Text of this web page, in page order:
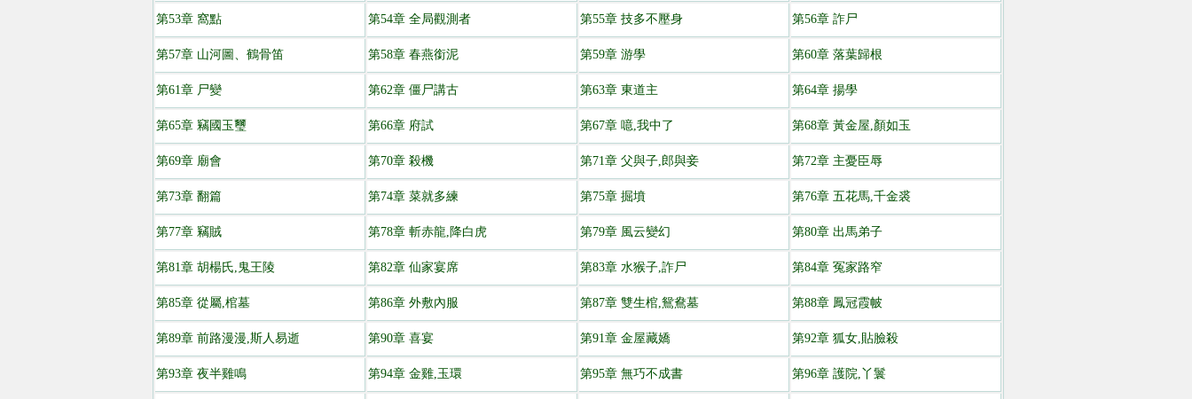
第53章 窩點 第54章 全局觀測者 第55章 技多不壓身 第56章 詐尸
第57章 山河圖、鶴骨笛 第58章 春燕銜泥 第59章 游學 第60章 落葉歸根
第61章 尸變 第62章 僵尸講古 第63章 東道主 第64章 揚學
第65章 竊國玉璽 第66章 府試 第67章 噫,我中了 第68章 黃金屋,顏如玉
第69章 廟會 第70章 殺機 第71章 父與子,郎與妾 第72章 主憂臣辱
第73章 翻篇 第74章 菜就多練 第75章 掘墳 第76章 五花馬,千金裘
第77章 竊賊 第78章 斬赤龍,降白虎 第79章 風云變幻 第80章 出馬弟子
第81章 胡楊氏,鬼王陵 第82章 仙家宴席 第83章 水猴子,詐尸 第84章 冤家路窄
第85章 從屬,棺墓 第86章 外敷內服 第87章 雙生棺,鴛鴦墓 第88章 鳳冠霞帔
第89章 前路漫漫,斯人易逝 第90章 喜宴 第91章 金屋藏嬌 第92章 狐女,貼臉殺
第93章 夜半雞鳴 第94章 金雞,玉環 第95章 無巧不成書 第96章 護院,丫鬟